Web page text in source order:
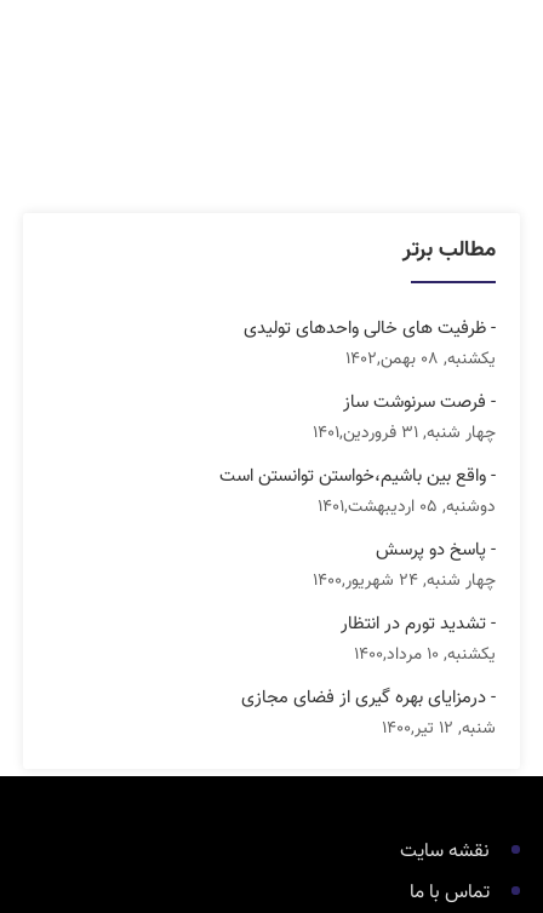
مطالب برتر
- ظرفیت های خالی واحدهای تولیدی
یکشنبه, 08 بهمن,1402
- فرصت سرنوشت ساز
چهار شنبه, 31 فروردین,1401
- واقع بین باشیم،خواستن توانستن است
دوشنبه, 05 اردیبهشت,1401
- پاسخ دو پرسش
چهار شنبه, 24 شهریور,1400
- تشدید تورم در انتظار
یکشنبه, 10 مرداد,1400
- درمزایای بهره گیری از فضای مجازی
شنبه, 12 تیر,1400
نقشه سایت
تماس با ما